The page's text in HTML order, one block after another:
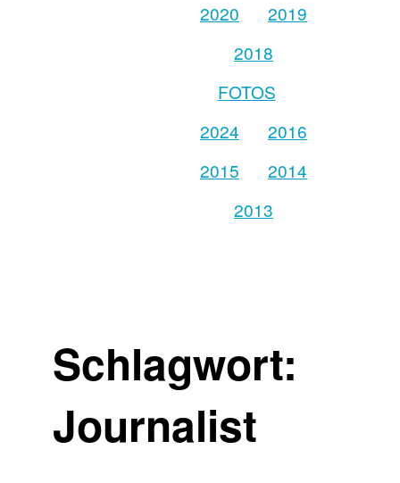
2020
2019
2018
FOTOS
2024
2016
2015
2014
2013
Schlagwort:
Journalist